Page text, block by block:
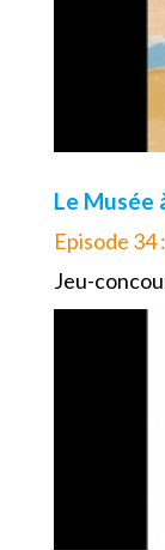
Le Musée
Episode 34
Jeu-